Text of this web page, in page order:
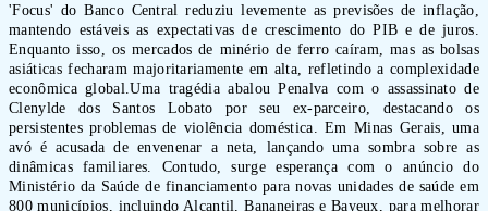
'Focus' do Banco Central reduziu levemente as previsões de inflação,
mantendo estáveis as expectativas de crescimento do PIB e de juros.
Enquanto isso, os mercados de minério de ferro caíram, mas as bolsas
asiáticas fecharam majoritariamente em alta, refletindo a complexidade
econômica global.Uma tragédia abalou Penalva com o assassinato de
Clenylde dos Santos Lobato por seu ex-parceiro, destacando os
persistentes problemas de violência doméstica. Em Minas Gerais, uma
avó é acusada de envenenar a neta, lançando uma sombra sobre as
dinâmicas familiares. Contudo, surge esperança com o anúncio do
Ministério da Saúde de financiamento para novas unidades de saúde em
800 municípios, incluindo Alcantil, Bananeiras e Bayeux, para melhorar